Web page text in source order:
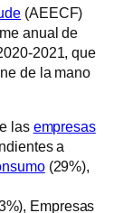
(AEECF)
anual de
2021, que
de la mano
las empresas
a
(29%),
Empresas